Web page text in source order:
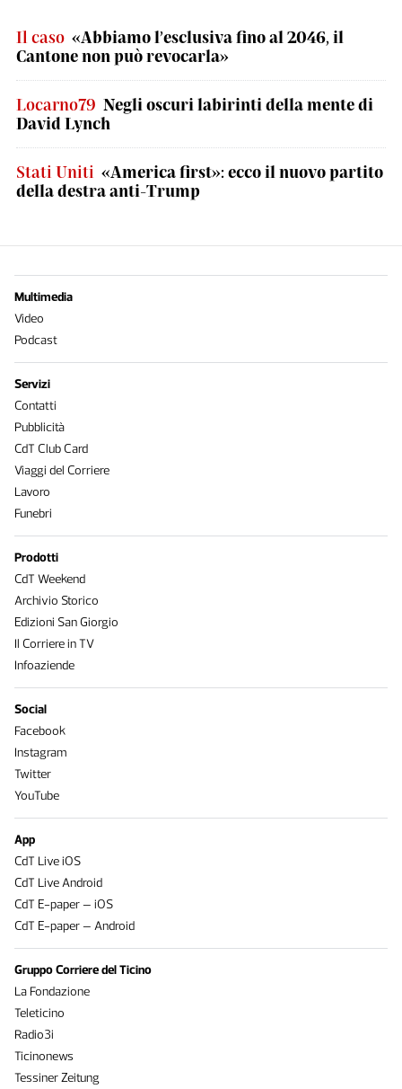
Il caso «Abbiamo l’esclusiva fino al 2046, il
Cantone non può revocarla»
Locarno79 Negli oscuri labirinti della mente di
David Lynch
Stati Uniti «America first»: ecco il nuovo partito
della destra anti-Trump
Multimedia
Video
Podcast
Servizi
Contatti
Pubblicità
CdT Club Card
Viaggi del Corriere
Lavoro
Funebri
Prodotti
CdT Weekend
Archivio Storico
Edizioni San Giorgio
Il Corriere in TV
Infoaziende
Social
Facebook
Instagram
Twitter
YouTube
App
CdT Live iOS
CdT Live Android
CdT E-paper – iOS
CdT E-paper – Android
Gruppo Corriere del Ticino
La Fondazione
Teleticino
Radio3i
Ticinonews
Tessiner Zeitung